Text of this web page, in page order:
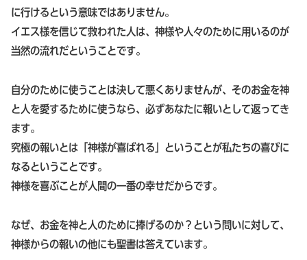
に行けるという意味ではありません。
イエス様を信じて救われた人は、神様や人々のために用いるのが
当然の流れだということです。
自分のために使うことは決して悪くありませんが、そのお金を神
と人を愛するために使うなら、必ずあなたに報いとして返ってき
ます。
究極の報いとは「神様が喜ばれる」ということが私たちの喜びに
なるということです。
神様を喜ぶことが人間の一番の幸せだからです。
なぜ、お金を神と人のために捧げるのか？という問いに対して、
神様からの報いの他にも聖書は答えています。